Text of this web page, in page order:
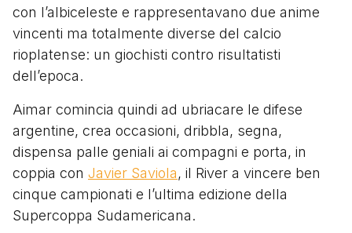
con l’albiceleste e rappresentavano due anime
vincenti ma totalmente diverse del calcio
rioplatense: un giochisti contro risultatisti
dell’epoca.
Aimar comincia quindi ad ubriacare le difese
argentine, crea occasioni, dribbla, segna,
dispensa palle geniali ai compagni e porta, in
coppia con Javier Saviola, il River a vincere ben
cinque campionati e l’ultima edizione della
Supercoppa Sudamericana.